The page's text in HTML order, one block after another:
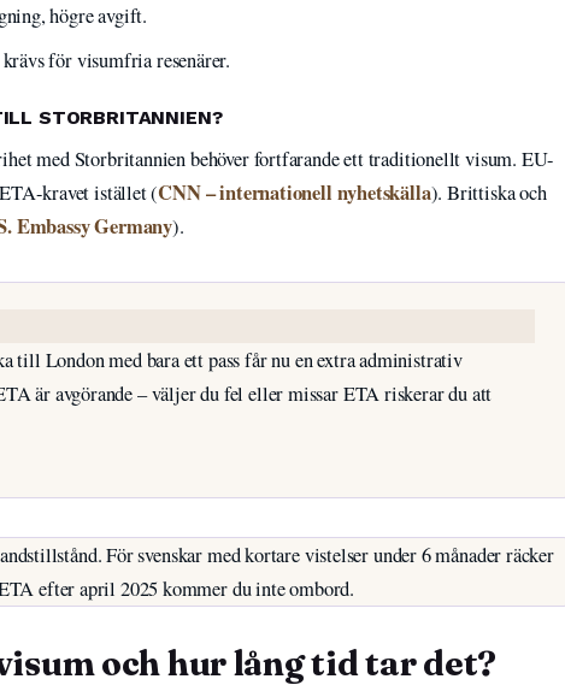
högre avgift.
för visumfria resenärer.
STORBRITANNIEN?
med Storbritannien behöver fortfarande ett traditionellt visum. EU-
kravet istället (CNN – internationell nyhetskälla). Brittiska och
Embassy Germany).
till London med bara ett pass får nu en extra administrativ
är avgörande – väljer du fel eller missar ETA riskerar du att
För svenskar med kortare vistelser under 6 månader räcker
efter april 2025 kommer du inte ombord.
och hur lång tid tar det?